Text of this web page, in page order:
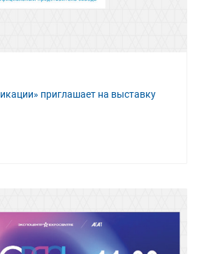
приглашает на выставку